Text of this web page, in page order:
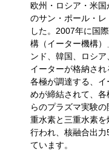
欧州・ロシア・米
のサン・ポール・
した。2007年に国
構（イーター機構
ンド、韓国、ロシア
イーターが格納され
各極が調達する、
めが締結されて、
らのプラズマ実験の
重水素と三重水素
行われ、核融合出
ています。